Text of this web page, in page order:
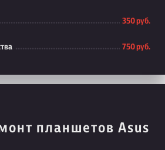
350 руб.
750 руб.
планшетов Asus